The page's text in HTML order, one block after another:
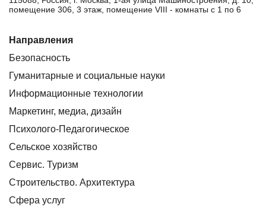
помещение 306, 3 этаж, помещение VIII - комнаты с 1 по 6
Направления
Безопасность
Гуманитарные и социальные науки
Информационные технологии
Маркетинг, медиа, дизайн
Психолого-Педагогическое
Сельское хозяйство
Сервис. Туризм
Строительство. Архитектура
Сфера услуг